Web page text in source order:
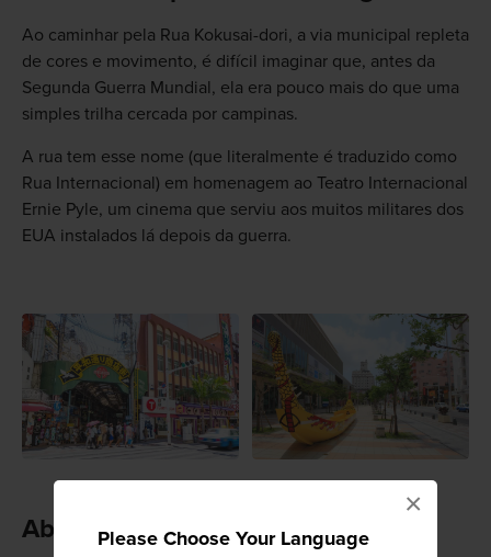
Please Choose Your Language
×
Ao caminhar pela Rua Kokusai-dori, a via municipal repleta
de cores e movimento, é difícil imaginar que, antes da
Segunda Guerra Mundial, ela era pouco mais do que uma
simples trilha cercada por campinas.
A rua tem esse nome (que literalmente é traduzido como
Rua Internacional) em homenagem ao Teatro Internacional
Ernie Pyle, um cinema que serviu aos muitos militares dos
EUA instalados lá depois da guerra.
Aberto a qualquer hora